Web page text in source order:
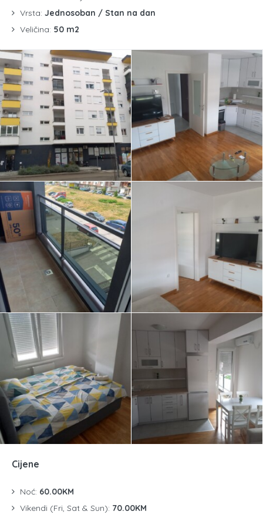
Vrsta: Jednosoban / Stan na dan
Veličina: 50 m2
Cijene
Noć: 60.00KM
Vikendi (Fri, Sat & Sun): 70.00KM